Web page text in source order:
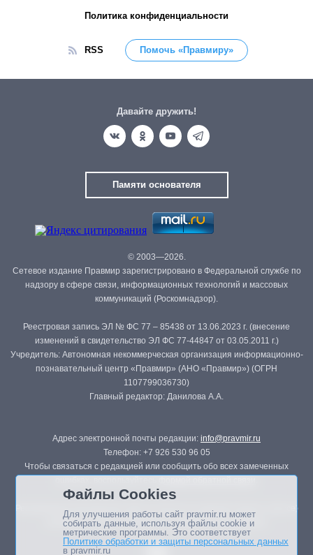
Политика конфиденциальности
RSS Помочь «Правмиру»
Давайте дружить!
Памяти основателя
© 2003—2026.
Сетевое издание Правмир зарегистрировано в Федеральной службе по
надзору в сфере связи, информационных технологий и массовых
коммуникаций (Роскомнадзор).
Реестровая запись ЭЛ № ФС 77 – 85438 от 13.06.2023 г. (внесение
изменений в свидетельство ЭЛ ФС 77-44847 от 03.05.2011 г.)
Учредитель: Автономная некоммерческая организация информационно-
познавательный центр «Правмир» (АНО «Правмир») (ОГРН
1107799036730)
Главный редактор: Данилова А.А.
Адрес электронной почты редакции: info@pravmir.ru
Телефон: +7 926 530 96 05
Чтобы связаться с редакцией или сообщить обо всех замеченных
Републикация материалов сайта в печатных изданиях (книгах, прессе)
возможна только с письменного разрешения редакции.
Файлы Cookies
Для улучшения работы сайт pravmir.ru может
собирать данные, используя файлы cookie и
метрические программы. Это соответствует
Политике обработки и защиты персональных данных
в pravmir.ru